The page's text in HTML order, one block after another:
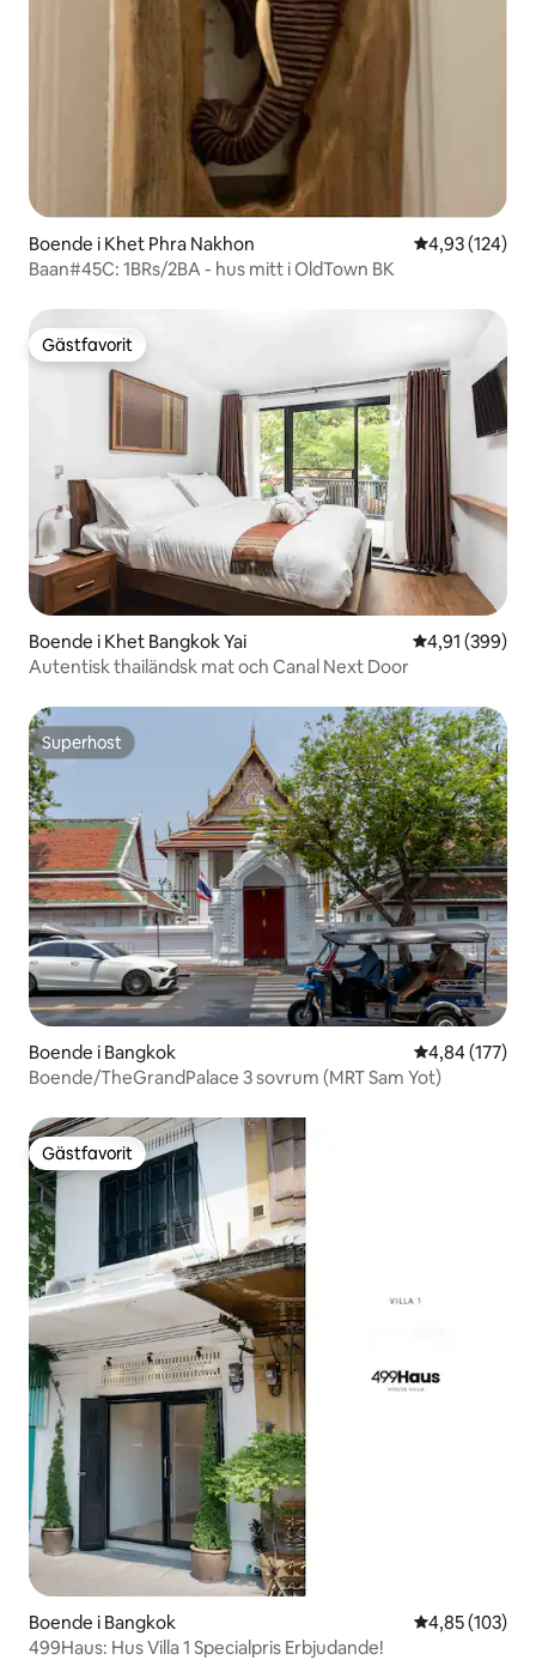
Boende i Khet Phra Nakhon 4,93 av 5 i
4,93 (124)
Baan#45C: 1BRs/2BA - hus mitt i OldTown BK
Gästfavorit
Gästfavorit
Boende i Khet Bangkok Yai 4,91 av 5 i
4,91 (399)
Autentisk thailändsk mat och Canal Next Door
Superhost
Superhost
Boende i Bangkok 4,84 av 5 i
4,84 (177)
Boende/TheGrandPalace 3 sovrum (MRT Sam Yot)
Gästfavorit
Gästfavorit
Boende i Bangkok 4,85 av 5 i
4,85 (103)
499Haus: Hus Villa 1 Specialpris Erbjudande!